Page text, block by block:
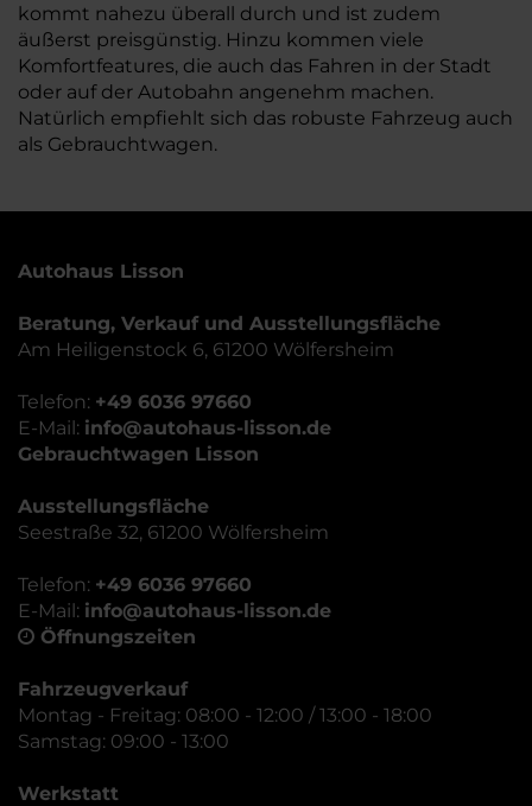
kommt nahezu überall durch und ist zudem
äußerst preisgünstig. Hinzu kommen viele
Komfortfeatures, die auch das Fahren in der Stadt
oder auf der Autobahn angenehm machen.
Natürlich empfiehlt sich das robuste Fahrzeug auch
als Gebrauchtwagen.
Autohaus Lisson
Beratung, Verkauf und Ausstellungsfläche
Am Heiligenstock 6, 61200 Wölfersheim
Telefon: +49 6036 97660
E-Mail: info@autohaus-lisson.de
Gebrauchtwagen Lisson
Ausstellungsfläche
Seestraße 32, 61200 Wölfersheim
Telefon: +49 6036 97660
E-Mail: info@autohaus-lisson.de
Öffnungszeiten
Fahrzeugverkauf
Montag - Freitag: 08:00 - 12:00 / 13:00 - 18:00
Samstag: 09:00 - 13:00
Werkstatt